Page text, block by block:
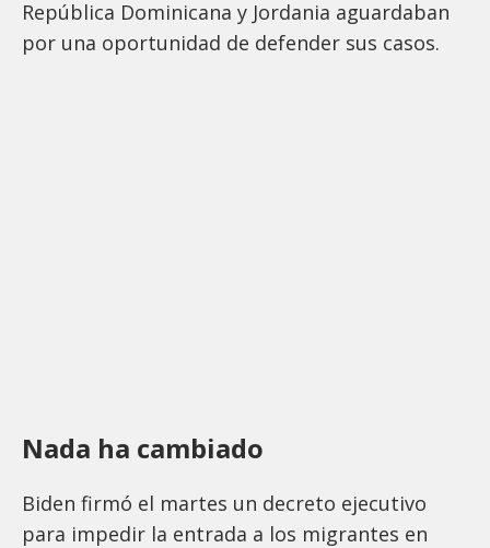
República Dominicana y Jordania aguardaban
por una oportunidad de defender sus casos.
Nada ha cambiado
Biden firmó el martes un decreto ejecutivo
para impedir la entrada a los migrantes en